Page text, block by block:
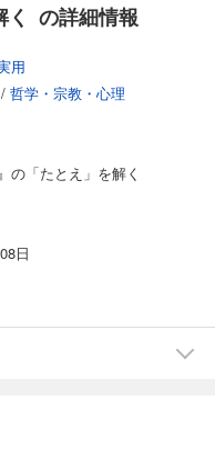
く の詳細情報
用
/ 哲学・宗教・心理
の「たとえ」を解く
日